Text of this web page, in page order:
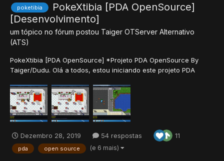
poketibia
PokeXtibia [PDA OpenSource]
[Desenvolvimento]
um tópico no fórum postou Taiger OTServer Alternativo
(ATS)
PokeXtibia [PDA OpenSource] *Projeto PDA OpenSource By
Taiger/Dudu. Olá a todos, estou iniciando este projeto PDA
costume de se mexer na base PDA, estou disponibilizando as
sources do server e cliente de um projeto...
Dezembro 28, 2019 54 respostas 11
pda open source (e 6 mais)